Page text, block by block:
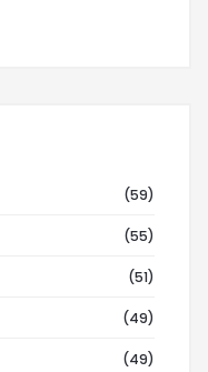
(59)
(55)
(51)
(49)
(49)